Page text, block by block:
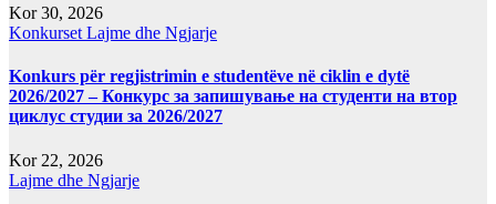
Kor 30, 2026
Konkurset Lajme dhe Ngjarje
Konkurs për regjistrimin e studentëve në ciklin e dytë
2026/2027 – Конкурс за запишување на студенти на втор
циклус студии за 2026/2027
Kor 22, 2026
Lajme dhe Ngjarje